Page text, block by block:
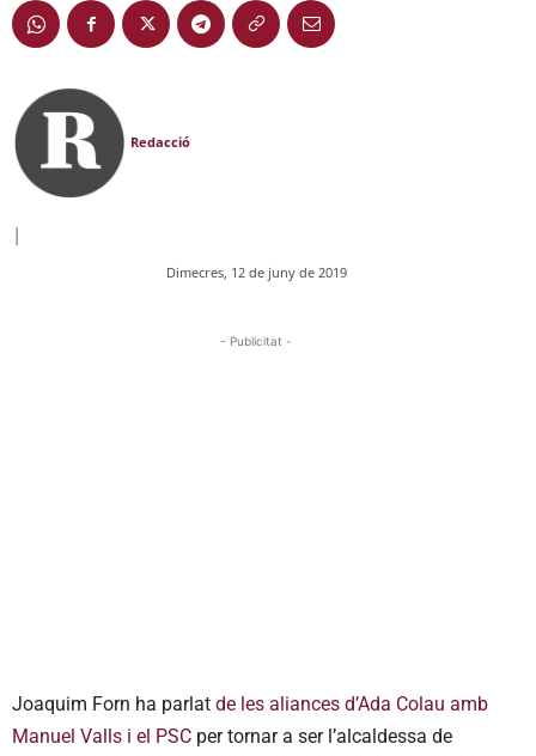
Redacció
|
Dimecres, 12 de juny de 2019
- Publicitat -
Joaquim Forn ha parlat de les aliances d’Ada Colau amb
Manuel Valls i el PSC per tornar a ser l’alcaldessa de